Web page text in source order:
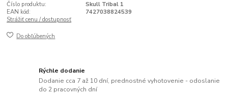
Číslo produktu:
Skull Tribal 1
EAN kód:
7427038824539
Strážiť cenu / dostupnosť
Do obľúbených
Rýchle dodanie
Dodanie cca 7 až 10 dní, prednostné vyhotovenie - odoslanie
do 2 pracovných dní